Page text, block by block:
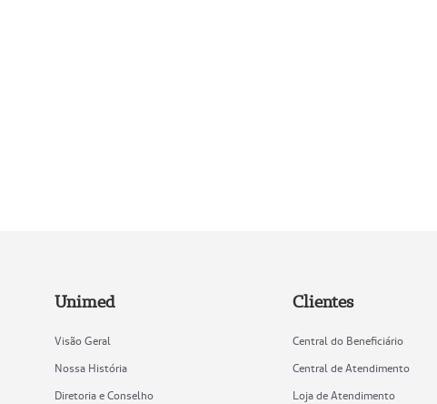
Unimed
Visão Geral
Nossa História
Diretoria e Conselho
Clientes
Central do Beneficiário
Central de Atendimento
Loja de Atendimento